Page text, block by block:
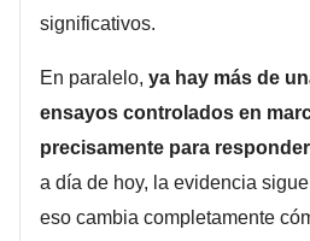
significativos.
En paralelo, ya hay más de
ensayos controlados en
precisamente para
a día de hoy, la evidencia
eso cambia completamente